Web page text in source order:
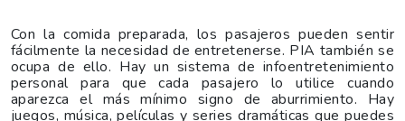
Con la comida preparada, los pasajeros pueden sentir
fácilmente la necesidad de entretenerse. PIA también se
ocupa de ello. Hay un sistema de infoentretenimiento
personal para que cada pasajero lo utilice cuando
aparezca el más mínimo signo de aburrimiento. Hay
juegos, música, películas y series dramáticas que puedes